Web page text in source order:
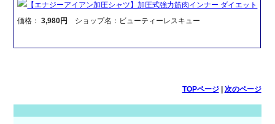
【エナジーアイアン加圧シャツ】加圧式強力筋肉インナー ダイエット
価格：3,980円 ショップ名：ビューティーレスキュー
TOPページ| 次のページ